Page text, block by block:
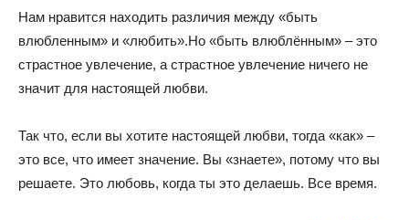
Нам нравится находить различия между «быть
влюбленным» и «любить».Но «быть влюблённым» – это
страстное увлечение, а страстное увлечение ничего не
значит для настоящей любви.
Так что, если вы хотите настоящей любви, тогда «как» –
это все, что имеет значение. Вы «знаете», потому что вы
решаете. Это любовь, когда ты это делаешь. Все время.